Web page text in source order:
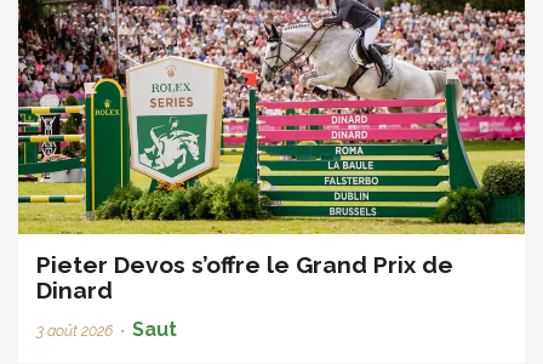
Pieter Devos s’offre le Grand Prix de
Dinard
3 août 2026 • Saut